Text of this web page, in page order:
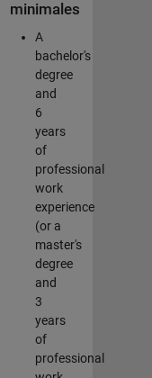
minimales
A
bachelor's
degree
and
6
years
of
professional
work
experience
(or a
master's
degree
and
3
years
of
professional